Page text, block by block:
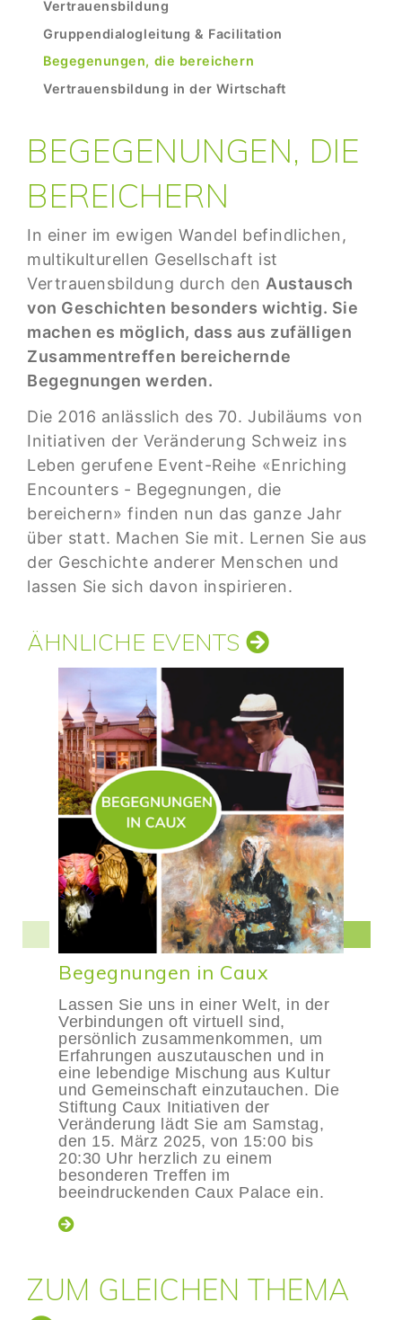
Vertrauensbildung
Gruppendialogleitung & Facilitation
Begegenungen, die bereichern
Vertrauensbildung in der Wirtschaft
BEGEGENUNGEN, DIE
BEREICHERN
In einer im ewigen Wandel befindlichen,
multikulturellen Gesellschaft ist
Vertrauensbildung durch denAustausch
von Geschichten besonders wichtig. Sie
machen es möglich, dass aus zufälligen
Zusammentreffen bereichernde
Begegnungen werden.
Die 2016 anlässlich des 70. Jubiläums von
Initiativen der Veränderung Schweiz ins
Leben gerufene Event-Reihe «Enriching
Encounters - Begegnungen, die
bereichern» finden nun das ganze Jahr
über statt. Machen Sie mit. Lernen Sie aus
der Geschichte anderer Menschen und
lassen Sie sich davon inspirieren.
ÄHNLICHE EVENTS
Begegnungen in Caux
Lassen Sie uns in einer Welt, in der
Verbindungen oft virtuell sind,
persönlich zusammenkommen, um
Erfahrungen auszutauschen und in
eine lebendige Mischung aus Kultur
und Gemeinschaft einzutauchen. Die
Stiftung Caux Initiativen der
Veränderung lädt Sie am Samstag,
den 15. März 2025, von 15:00 bis
20:30 Uhr herzlich zu einem
besonderen Treffen im
beeindruckenden Caux Palace ein.
ZUM GLEICHEN THEMA